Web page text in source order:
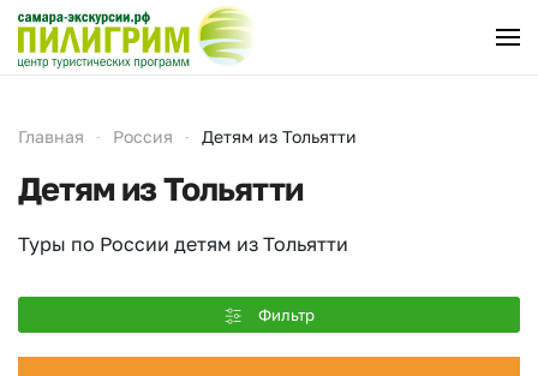
Перейти к содержимому
Главная Россия Детям из Тольятти
Детям из Тольятти
Туры по России детям из Тольятти
Фильтр